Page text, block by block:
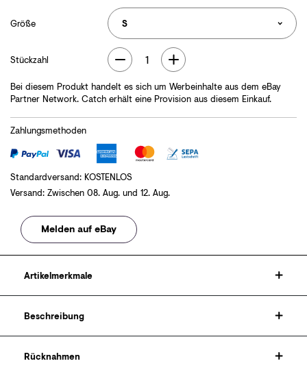
Größe
Stückzahl 1
Bei diesem Produkt handelt es sich um Werbeinhalte aus dem eBay
Partner Network. Catch erhält eine Provision aus diesem Einkauf.
Zahlungsmethoden
Standardversand: KOSTENLOS
Versand: Zwischen 08. Aug. und 12. Aug.
Melden auf eBay
Artikelmerkmale
Beschreibung
Rücknahmen